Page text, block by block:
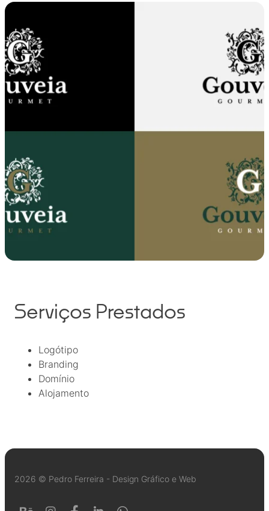
Serviços Prestados
Logótipo
Branding
Domínio
Alojamento
2026 © Pedro Ferreira - Design Gráfico e Web